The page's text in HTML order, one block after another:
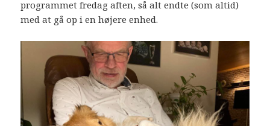
programmet fredag aften, så alt endte (som altid)
med at gå op i en højere enhed.